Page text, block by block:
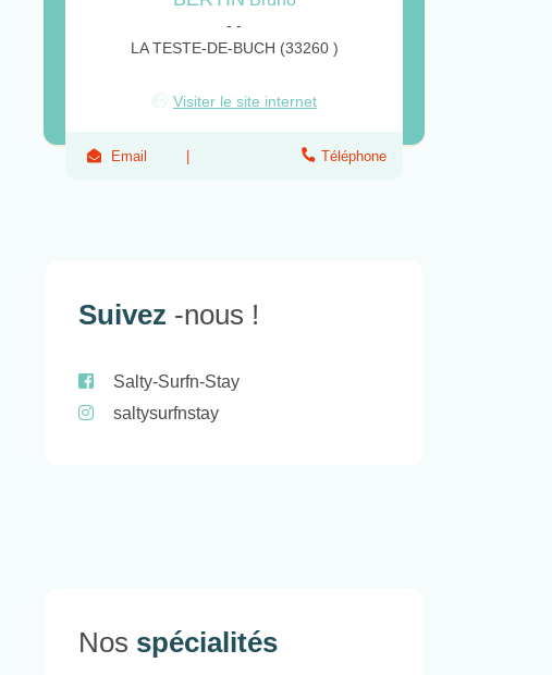
- -
LA TESTE-DE-BUCH (33260 )
Visiter le site internet
Email Téléphone
Suivez -nous !
Salty-Surfn-Stay
saltysurfnstay
Nos spécialités